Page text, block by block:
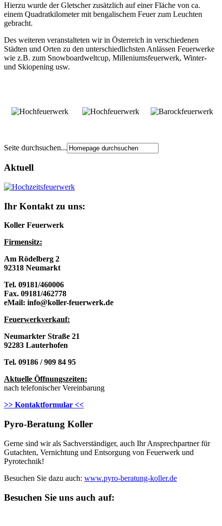
Hierzu wurde der Gletscher zusätzlich auf einer Fläche von ca.
einem Quadratkilometer mit bengalischem Feuer zum Leuchten
gebracht.
Des weiteren veranstalteten wir in Österreich in verschiedenen
Städten und Orten zu den unterschiedlichsten Anlässen Feuerwerke
wie z.B. zum Snowboardweltcup, Milleniumsfeuerwerk, Winter-
und Skiopening usw.
Seite durchsuchen...
Aktuell
Ihr Kontakt zu uns:
Koller Feuerwerk
Firmensitz:
Am Rödelberg 2
92318 Neumarkt
Tel. 09181/460006
Fax. 09181/462778
eMail: info@koller-feuerwerk.de
Feuerwerkverkauf:
Neumarkter Straße 21
92283 Lauterhofen
Tel. 09186 / 909 84 95
Aktuelle Öffnungszeiten:
nach telefonischer Vereinbarung
>> Kontaktformular <<
Pyro-Beratung Koller
Gerne sind wir als Sachverständiger, auch Ihr Ansprechpartner für
Gutachten, Vernichtung und Entsorgung von Feuerwerk und
Pyrotechnik!
Besuchen Sie dazu auch: www.pyro-beratung-koller.de
Besuchen Sie uns auch auf: